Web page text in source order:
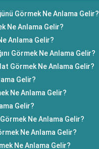
Görmek Ne Anlama Gelir?
Ne Anlama Gelir?
Anlama Gelir?
Görmek Ne Anlama Gelir?
Görmek Ne Anlama Gelir?
Gelir?
Ne Anlama Gelir?
Gelir?
Ne Anlama Gelir?
Ne Anlama Gelir?
Ne Anlama Gelir?